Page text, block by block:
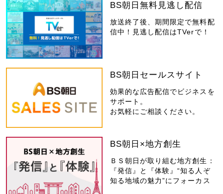
BS朝日無料見逃し配信
放送終了後、期間限定で無料配
信中！見逃し配信はTVerで！
BS朝日セールスサイト
効果的な広告配信でビジネスを
サポート。
お気軽にご相談ください。
BS朝日×地方創生
ＢＳ朝日が取り組む地方創生：
『発信』と『体験』“知る人ぞ
知る地域の魅力”にフォーカス